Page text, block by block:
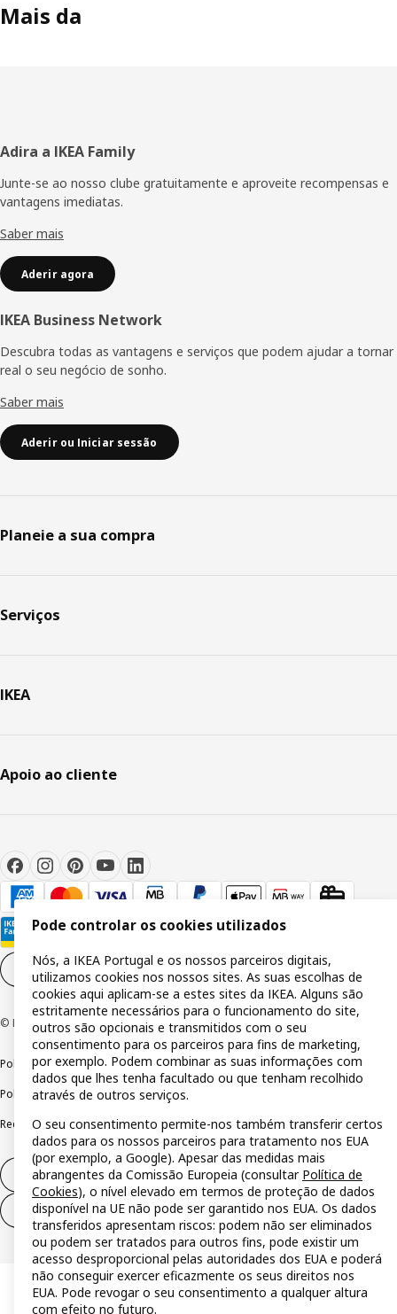
Mais da
Rodapé
Adira a IKEA Family
Junte-se ao nosso clube gratuitamente e aproveite recompensas e
vantagens imediatas.
Saber mais
Aderir agora
IKEA Business Network
Descubra todas as vantagens e serviços que podem ajudar a tornar
real o seu negócio de sonho.
Saber mais
Aderir ou Iniciar sessão
Planeie a sua compra
Serviços
IKEA
Apoio ao cliente
Definições de cookies PT
© Inter IKEA Systems B.V 1999-2026
Política de privacidadePolítica de cookiesTermos de utilização
Política de divulgação responsávelLivro de reclamações
Reclamações e resolução de litígios
Direito de livre resolução
Direito de livre resolução (serviços)
Pode controlar os cookies utilizados
Nós, a IKEA Portugal e os nossos parceiros digitais,
utilizamos cookies nos nossos sites. As suas escolhas de
cookies aqui aplicam-se a estes sites da IKEA. Alguns são
estritamente necessários para o funcionamento do site,
outros são opcionais e transmitidos com o seu
consentimento para os parceiros para fins de marketing,
por exemplo. Podem combinar as suas informações com
dados que lhes tenha facultado ou que tenham recolhido
através de outros serviços.
O seu consentimento permite-nos também transferir certos
dados para os nossos parceiros para tratamento nos EUA
(por exemplo, a Google). Apesar das medidas mais
abrangentes da Comissão Europeia (consultar Política de
Cookies), o nível elevado em termos de proteção de dados
disponível na UE não pode ser garantido nos EUA. Os dados
transferidos apresentam riscos: podem não ser eliminados
ou podem ser tratados para outros fins, pode existir um
acesso desproporcional pelas autoridades dos EUA e poderá
não conseguir exercer eficazmente os seus direitos nos
EUA. Pode revogar o seu consentimento a qualquer altura
com efeito no futuro.